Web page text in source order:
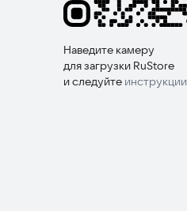
Наведите камеру
для загрузки RuStore
и следуйте инструкции